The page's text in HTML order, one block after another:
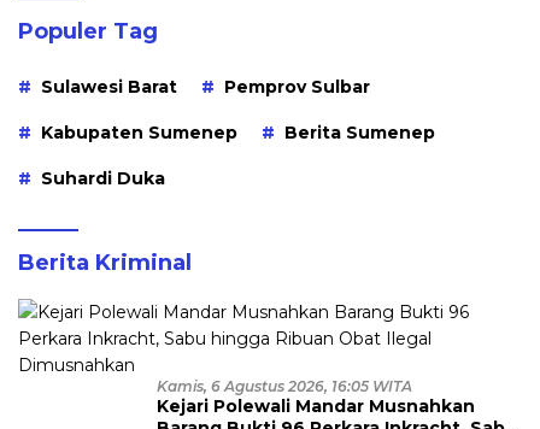
Populer Tag
Sulawesi Barat Pemprov Sulbar
Kabupaten Sumenep Berita Sumenep
Suhardi Duka
Berita Kriminal
Kamis, 6 Agustus 2026, 16:05 WITA
Kejari Polewali Mandar Musnahkan